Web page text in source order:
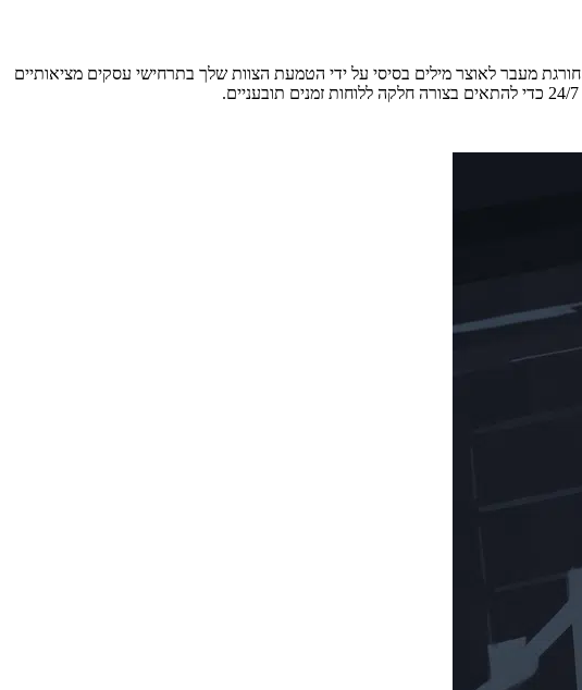
צייד את כוח העבודה שלך בכישורים לשוניים ובביטחון כדי להצטיין בנוף התאגידי הגלובלי. הפלטפורמה המופעלת על ידי AI של Talkpal חורגת מעבר לאוצר מילים בסיסי על ידי הטמעת הצוות שלך בתרחישי עסקים מציאותיים